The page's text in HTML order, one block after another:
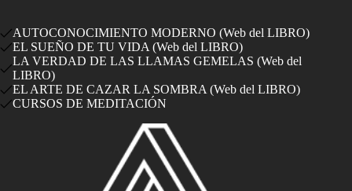
AUTOCONOCIMIENTO MODERNO (Web del LIBRO)
EL SUEÑO DE TU VIDA (Web del LIBRO)
LA VERDAD DE LAS LLAMAS GEMELAS (Web del
LIBRO)
EL ARTE DE CAZAR LA SOMBRA (Web del LIBRO)
CURSOS DE MEDITACIÓN